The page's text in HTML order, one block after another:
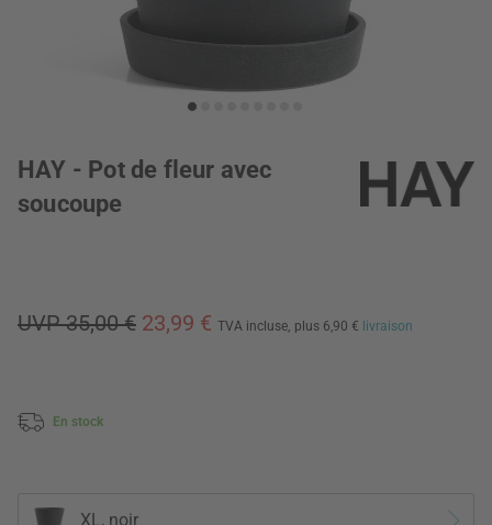
HAY - Pot de fleur avec
soucoupe
UVP 35,00 € 23,99 € TVA incluse, plus 6,90 € livraison
En stock
XL, noir